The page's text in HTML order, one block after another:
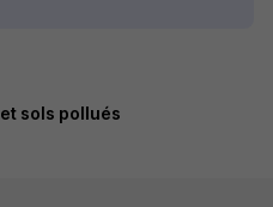
sols pollués